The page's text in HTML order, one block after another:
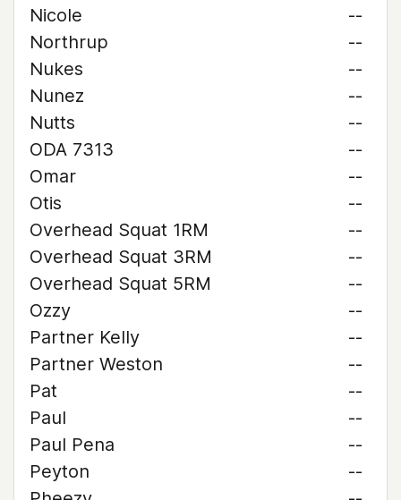
Nicole
--
Northrup
--
Nukes
--
Nunez
--
Nutts
--
ODA 7313
--
Omar
--
Otis
--
Overhead Squat 1RM
--
Overhead Squat 3RM
--
Overhead Squat 5RM
--
Ozzy
--
Partner Kelly
--
Partner Weston
--
Pat
--
Paul
--
Paul Pena
--
Peyton
--